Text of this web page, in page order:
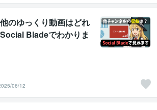
のゆっくり動画はどれ
Bladeでわかりま
録者の予測まで分析で
06/12